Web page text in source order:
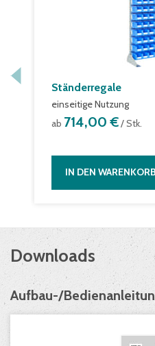
Ständerregale
einseitige Nutzung
ab 714,00 €/ Stk.
IN DEN WARENKORB
Downloads
Aufbau-/